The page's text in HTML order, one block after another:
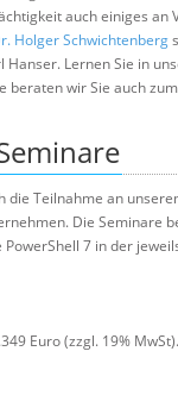
auch einiges an
Holger Schwichtenberg
Hanser. Lernen Sie in
beraten wir Sie auch
die Teilnahme an
Die Seminare
7 in der
Euro (zzgl. 19% MwSt).